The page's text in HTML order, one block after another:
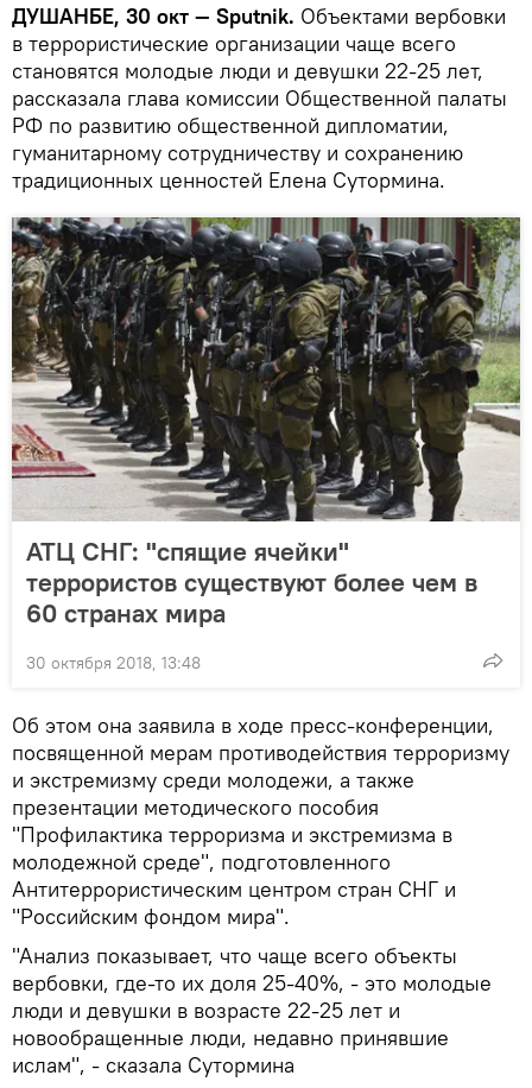
ДУШАНБЕ, 30 окт — Sputnik. Объектами вербовки
в террористические организации чаще всего
становятся молодые люди и девушки 22-25 лет,
рассказала глава комиссии Общественной палаты
РФ по развитию общественной дипломатии,
гуманитарному сотрудничеству и сохранению
традиционных ценностей Елена Сутормина.
АТЦ СНГ: "спящие ячейки"
террористов существуют более чем в
60 странах мира
30 октября 2018, 13:48
Об этом она заявила в ходе пресс-конференции,
посвященной мерам противодействия терроризму
и экстремизму среди молодежи, а также
презентации методического пособия
"Профилактика терроризма и экстремизма в
молодежной среде", подготовленного
Антитеррористическим центром стран СНГ и
"Российским фондом мира".
"Анализ показывает, что чаще всего объекты
вербовки, где-то их доля 25-40%, - это молодые
люди и девушки в возрасте 22-25 лет и
новообращенные люди, недавно принявшие
ислам", - сказала Сутормина